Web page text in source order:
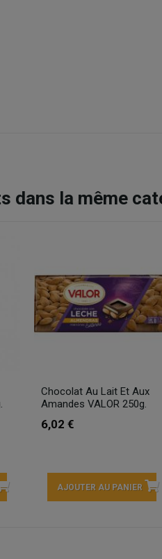
dans la même
Chocolat Au Lait Et Aux
Amandes VALOR 250g.
6,02 €
AJOUTER AU PANIER